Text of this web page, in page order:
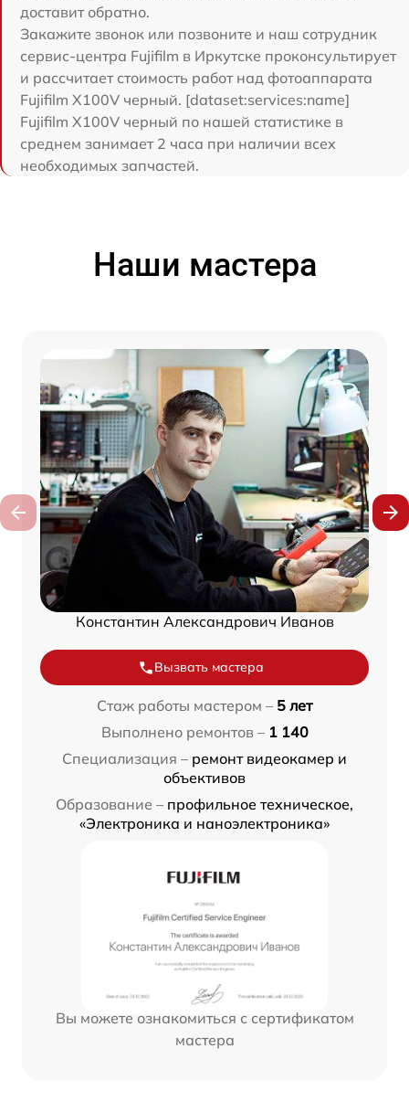
доставит обратно.
Закажите звонок или позвоните и наш сотрудник
сервис-центра Fujifilm в Иркутске проконсультирует
и рассчитает стоимость работ над фотоаппарата
Fujifilm X100V черный. [dataset:services:name]
Fujifilm X100V черный по нашей статистике в
среднем занимает 2 часа при наличии всех
необходимых запчастей.
Наши мастера
Константин Александрович Иванов
Вызвать мастера
Стаж работы мастером – 5 лет
Выполнено ремонтов – 1 140
Специализация – ремонт видеокамер и
объективов
Образование – профильное техническое,
«Электроника и наноэлектроника»
Вы можете ознакомиться с сертификатом
мастера